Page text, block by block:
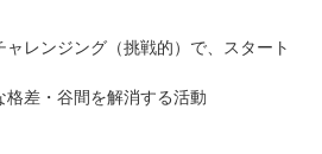
ャレンジング（挑戦的）で、スタート
格差・谷間を解消する活動